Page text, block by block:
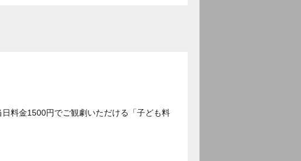
料金1500円でご観劇いただける「子ども料